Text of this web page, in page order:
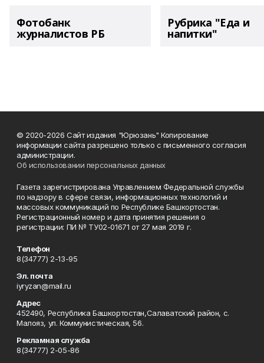
Фотобанк
журналистов РБ
Рубрика "Еда и
напитки"
© 2020-2026 Сайт издания "Юрюзань" Копирование
информации сайта разрешено только с письменного согласия
администрации.
Об использовании персональных данных
Газета зарегистрирована Управлением Федеральной службы
по надзору в сфере связи, информационных технологий и
массовых коммуникаций по Республике Башкортостан.
Регистрационный номер и дата принятия решения о
регистрации: ПИ № ТУ02-01671 от 27 мая 2019 г.
Телефон
8(34777) 2-13-95
Эл. почта
iyryzan@mail.ru
Адрес
452490, Республика Башкортостан,Салаватский район, с.
Малояз, ул. Коммунистическая, 56.
Рекламная служба
8(34777) 2-05-86